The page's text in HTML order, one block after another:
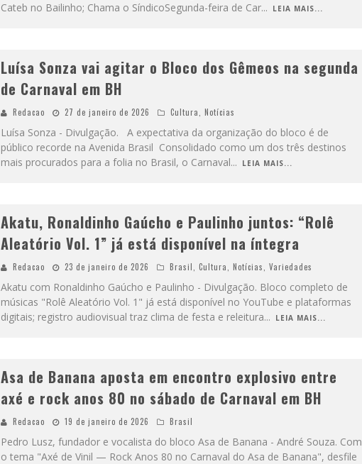
Cateb no Bailinho; Chama o SíndicoSegunda-feira de Car... LEIA MAIS...
Luísa Sonza vai agitar o Bloco dos Gêmeos na segunda
de Carnaval em BH
Redacao 27 de janeiro de 2026 Cultura Notícias
Luísa Sonza - Divulgação. A expectativa da organização do bloco é de
público recorde na Avenida Brasil Consolidado como um dos três destinos
mais procurados para a folia no Brasil, o Carnaval... LEIA MAIS...
Akatu, Ronaldinho Gaúcho e Paulinho juntos: “Rolê
Aleatório Vol. 1” já está disponível na íntegra
Redacao 23 de janeiro de 2026 Brasil Cultura Notícias Variedades
Akatu com Ronaldinho Gaúcho e Paulinho - Divulgação. Bloco completo de
músicas "Rolê Aleatório Vol. 1" já está disponível no YouTube e plataformas
digitais; registro audiovisual traz clima de festa e releitura... LEIA MAIS...
Asa de Banana aposta em encontro explosivo entre
axé e rock anos 80 no sábado de Carnaval em BH
Redacao 19 de janeiro de 2026 Brasil
Pedro Lusz, fundador e vocalista do bloco Asa de Banana - André Souza. Com
o tema "Axé de Vinil — Rock Anos 80 no Carnaval do Asa de Banana", desfile